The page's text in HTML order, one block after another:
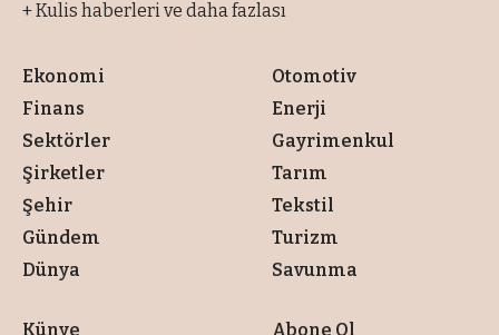
+ Kulis haberleri ve daha fazlası
Ekonomi
Finans
Sektörler
Şirketler
Şehir
Gündem
Dünya
Otomotiv
Enerji
Gayrimenkul
Tarım
Tekstil
Turizm
Savunma
Künye Abone Ol